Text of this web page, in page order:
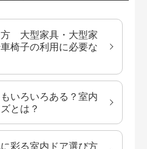
方 大型家具・大型家
椅子の利用に必要な
いろいろある？室内
とは？
彩る室内ドア選び方